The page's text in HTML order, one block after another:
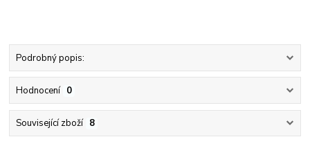
Podrobný popis:
Hodnocení 0
Související zboží 8